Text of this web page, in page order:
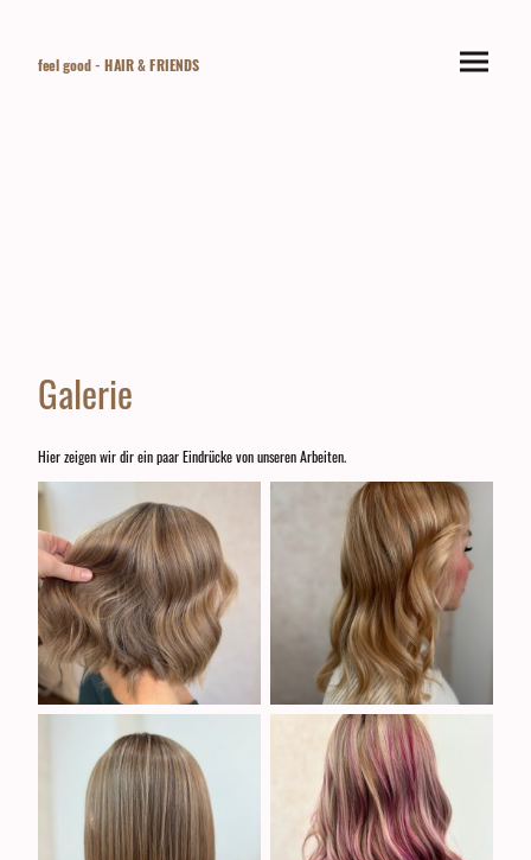
feel good - HAIR & FRIENDS
Galerie
Hier zeigen wir dir ein paar Eindrücke von unseren Arbeiten.